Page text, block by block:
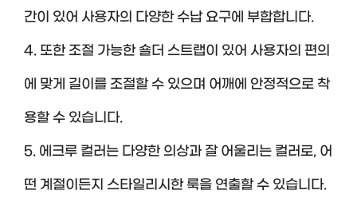
간이 있어 사용자의 다양한 수납 요구에 부합합니다.
4. 또한 조절 가능한 숄더 스트랩이 있어 사용자의 편의
에 맞게 길이를 조절할 수 있으며 어깨에 안정적으로 착
용할 수 있습니다.
5. 에크루 컬러는 다양한 의상과 잘 어울리는 컬러로, 어
떤 계절이든지 스타일리시한 룩을 연출할 수 있습니다.